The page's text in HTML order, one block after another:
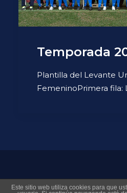
Temporada
Plantilla del Levante
FemeninoPrimera fila:
© 2026 Museo Virtual
Este sitio web utiliza cookies para que